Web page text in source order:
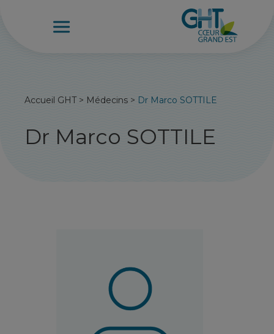
Accueil GHT> Médecins > Dr Marco SOTTILE
Dr Marco SOTTILE